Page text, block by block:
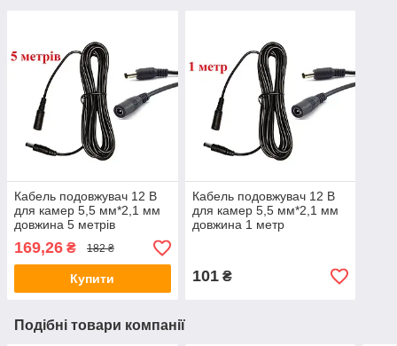
Кабель подовжувач 12 В
для камер 5,5 мм*2,1 мм
довжина 5 метрів
169,26 ₴ 182 ₴
Купити
Кабель подовжувач 12 В
для камер 5,5 мм*2,1 мм
довжина 1 метр
101₴
Подібні товари компанії